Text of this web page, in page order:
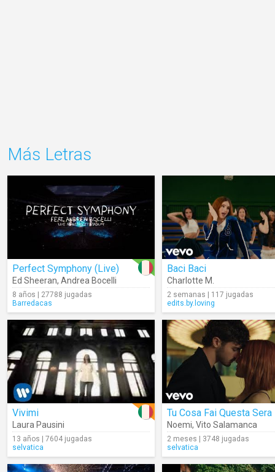
Más Letras
Perfect Symphony (Live)
Ed Sheeran, Andrea Bocelli
8 años | 27788 jugadas
Barredacas
Baci Baci
Charlotte M.
2 semanas | 117 jugadas
edits.by.loving
Vivimi
Laura Pausini
13 años | 7604 jugadas
selvatica
Tu Cosa Fai Questa Sera
Noemi, Vito Salamanca
2 meses | 3748 jugadas
selvatica